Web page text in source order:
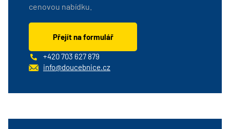
cenovou nabídku.
Přejít na formulář
+420 703 627 879
info@doucebnice.cz